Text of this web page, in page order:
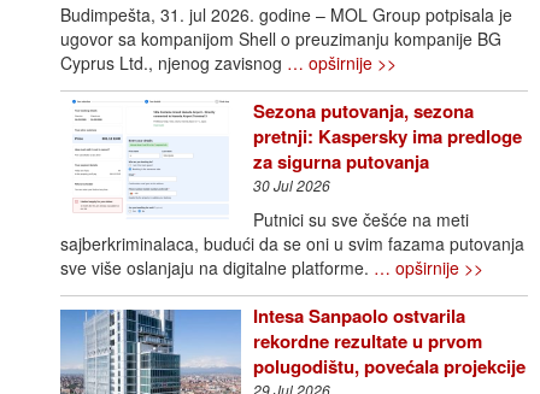
Budimpešta, 31. jul 2026. godine – MOL Group potpisala je
ugovor sa kompanijom Shell o preuzimanju kompanije BG
Cyprus Ltd., njenog zavisnog … opširnije >>
Sezona putovanja, sezona
pretnji: Kaspersky ima predloge
za sigurna putovanja
30 Jul 2026
Putnici su sve češće na meti
sajberkriminalaca, budući da se oni u svim fazama putovanja
sve više oslanjaju na digitalne platforme. … opširnije >>
Intesa Sanpaolo ostvarila
rekordne rezultate u prvom
polugodištu, povećala projekcije
29 Jul 2026